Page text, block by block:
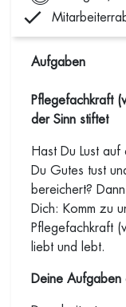
Aufgaben
Pflegefachkraft
der Sinn stiftet
Hast Du Lust
Du Gutes tust
bereichert?
Dich: Komm zu
Pflegefachkraft
liebt und lebt.
Deine